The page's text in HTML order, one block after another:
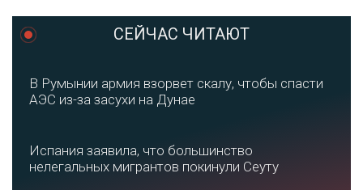
СЕЙЧАС ЧИТАЮТ
В Румынии армия взорвет скалу, чтобы спасти
АЭС из-за засухи на Дунае
Испания заявила, что большинство
нелегальных мигрантов покинули Сеуту